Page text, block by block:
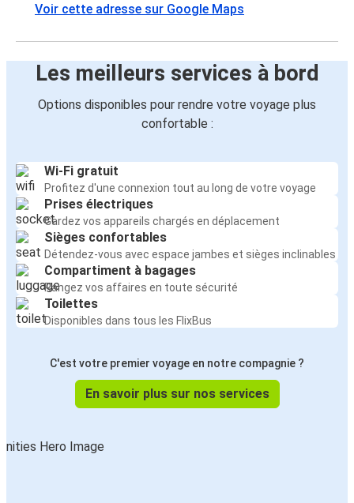
Voir cette adresse sur Google Maps
Les meilleurs services à bord
Options disponibles pour rendre votre voyage plus
confortable :
Wi-Fi gratuit
Profitez d'une connexion tout au long de votre voyage
Prises électriques
Gardez vos appareils chargés en déplacement
Sièges confortables
Détendez-vous avec espace jambes et sièges inclinables
Compartiment à bagages
Rangez vos affaires en toute sécurité
Toilettes
Disponibles dans tous les FlixBus
C'est votre premier voyage en notre compagnie ?
En savoir plus sur nos services